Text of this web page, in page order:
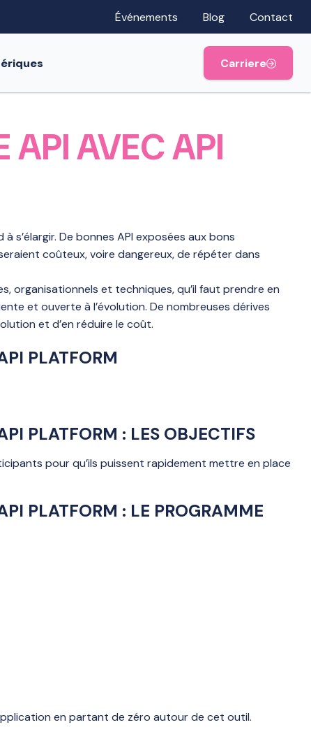
Événements Blog Contact
Carriere
API AVEC API
s’élargir. De bonnes API exposées aux bons
coûteux, voire dangereux, de répéter dans
organisationnels et techniques, qu’il faut prendre en
et ouverte à l’évolution. De nombreuses dérives
et d’en réduire le coût.
PLATFORM
PLATFORM : LES OBJECTIFS
pour qu’ils puissent rapidement mettre en place
PLATFORM : LE PROGRAMME
en partant de zéro autour de cet outil.